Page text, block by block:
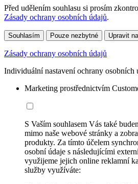
Před udělením souhlasu si prosím
Zásady ochrany osobních údajů.
Souhlasím Pouze nezbytné Upravit
Zásady ochrany osobních údajů
Individuální nastavení ochrany osobních
Marketing prostřednictvím
S Vaším souhlasem Vás také
mimo naše webové stránky a
produkty. Za tímto účelem
osobní údaje s následujícími
využijeme jejich online reklamní
služby využíváte: